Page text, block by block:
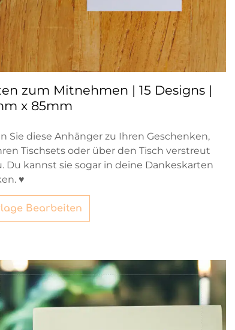
zum Mitnehmen | 15 Designs |
x 85mm
Sie diese Anhänger zu Ihren Geschenken,
Tischsets oder über den Tisch verstreut
Du kannst sie sogar in deine Dankeskarten
♥
Bearbeiten